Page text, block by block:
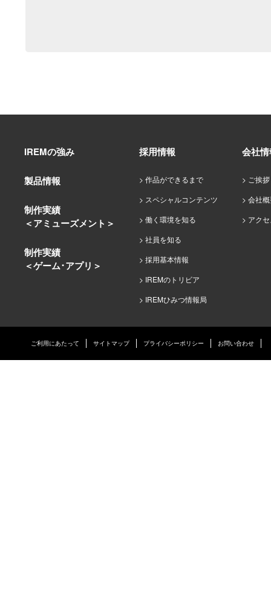
IREMの強み
製品情報
制作実績
＜アミューズメント＞
制作実績
＜ゲーム･アプリ＞
採用情報
作品ができるまで
スペシャルコンテンツ
働く環境を知る
社員を知る
採用基本情報
IREMのトリビア
IREMひみつ情報局
会社
ご挨拶
会社
アク
ご利用にあたって サイトマップ プライバシーポリシー お問い合わせ